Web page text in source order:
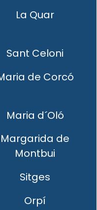
La Quar
Sant Celoni
de Corcó
Maria d´Oló
Margarida de
Montbui
Sitges
Orpí